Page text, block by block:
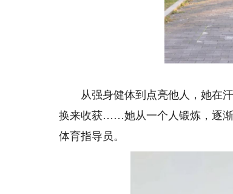
从强身健体到点亮他人，她在汗
换来收获……她从一个人锻炼，逐
体育指导员。